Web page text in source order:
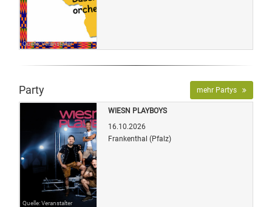
Quelle: Veranstalter
Party mehr Partys
Quelle: Veranstalter
WIESN PLAYBOYS
16.10.2026
Frankenthal (Pfalz)